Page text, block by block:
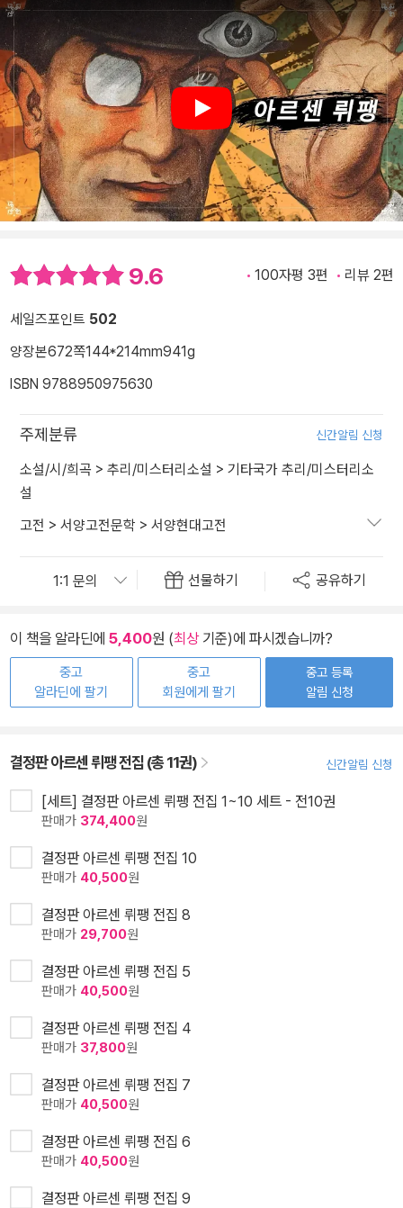
Play
9.6 100자평 3편 리뷰 2편
세일즈포인트 502
양장본672쪽144*214mm941g
ISBN 9788950975630
주제분류 신간알림 신청
소설/시/희곡 > 추리/미스터리소설 > 기타국가 추리/미스터리소
설
고전 > 서양고전문학 > 서양현대고전
선물하기 공유하기
이 책을 알라딘에 5,400원 (최상기준)에 파시겠습니까?
중고
알라딘에 팔기
중고
회원에게 팔기
중고 등록
알림 신청
결정판 아르센 뤼팽 전집 (총 11권) 신간알림 신청
[세트] 결정판 아르센 뤼팽 전집 1~10 세트 - 전10권
판매가 374,400원
결정판 아르센 뤼팽 전집 10
판매가 40,500원
결정판 아르센 뤼팽 전집 8
판매가 29,700원
결정판 아르센 뤼팽 전집 5
판매가 40,500원
결정판 아르센 뤼팽 전집 4
판매가 37,800원
결정판 아르센 뤼팽 전집 7
판매가 40,500원
결정판 아르센 뤼팽 전집 6
판매가 40,500원
결정판 아르센 뤼팽 전집 9